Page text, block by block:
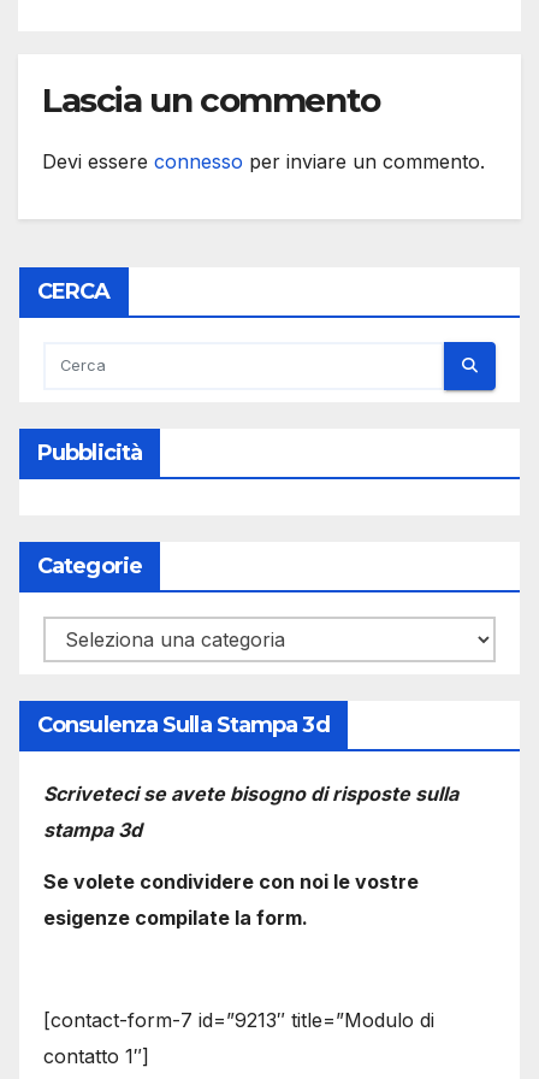
Lascia un commento
Devi essere connesso per inviare un commento.
CERCA
Pubblicità
Categorie
Categorie
Consulenza Sulla Stampa 3d
Scriveteci se avete bisogno di risposte sulla
stampa 3d
Se volete condividere con noi le vostre
esigenze compilate la form.
[contact-form-7 id=”9213″ title=”Modulo di
contatto 1″]